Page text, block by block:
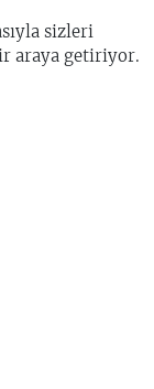
sizleri
araya getiriyor.